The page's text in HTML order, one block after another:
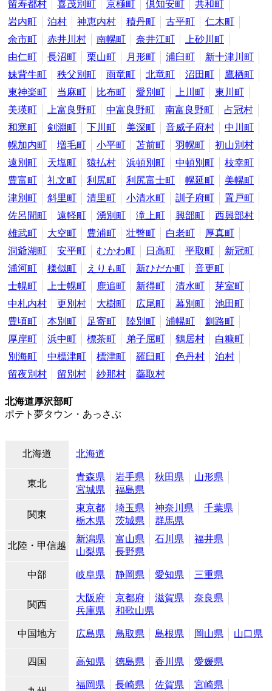
留寿都村
喜茂別町 京極町 倶知安町
共和町
岩内町
泊村 神恵内村 積丹町 古平町
仁木町
余市町
赤井川村 南幌町 奈井江町
上砂川町
由仁町
長沼町 栗山町 月形町 浦臼町
新十津川町
妹背牛町
秩父別町 雨竜町 北竜町 沼田町
鷹栖町
東神楽町
当麻町 比布町 愛別町 上川町
東川町
美瑛町
上富良野町 中富良野町 南富良野町
占冠村
和寒町
剣淵町 下川町 美深町 音威子府村
中川町
幌加内町
増毛町 小平町 苫前町 羽幌町
初山別村
遠別町
天塩町 猿払村 浜頓別町 中頓別町
枝幸町
豊富町
礼文町 利尻町 利尻富士町 幌延町
美幌町
津別町
斜里町 清里町 小清水町 訓子府町
置戸町
佐呂間町
遠軽町 湧別町 滝上町 興部町
西興部村
雄武町
大空町 豊浦町 壮瞥町 白老町
厚真町
洞爺湖町
安平町 むかわ町 日高町 平取町
新冠町
浦河町
様似町 えりも町 新ひだか町
音更町
士幌町
上士幌町 鹿追町 新得町 清水町
芽室町
中札内村
更別村 大樹町 広尾町 幕別町
池田町
豊頃町
本別町 足寄町 陸別町 浦幌町
釧路町
厚岸町
浜中町 標茶町 弟子屈町 鶴居村
白糠町
別海町
中標津町 標津町 羅臼町 色丹村
泊村
留夜別村
留別村 紗那村 蘂取村
北海道厚沢部町
ポテト夢タウン・あっさぶ
北海道 北海道
東北
青森県 岩手県 秋田県
山形県
宮城県
福島県
関東
東京都 埼玉県 神奈川県
千葉県
栃木県
茨城県 群馬県
北陸・甲信越
新潟県 富山県 石川県
福井県
山梨県
長野県
中部 岐阜県 静岡県 愛知県 三重県
関西
大阪府 京都府 滋賀県
奈良県
兵庫県
和歌山県
中国地方 広島県 鳥取県 島根県 岡山県 山口県
四国 高知県 徳島県 香川県 愛媛県
福岡県 長崎県 佐賀県 宮崎県